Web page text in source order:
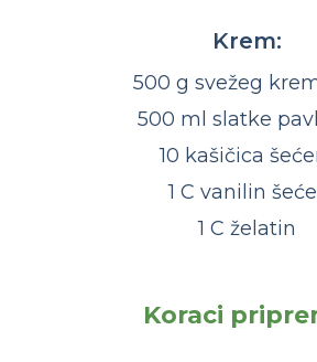
Krem:
500 g svežeg
500 ml slatke
10 kašičica
1 C vanilin
1 C želatin
Koraci